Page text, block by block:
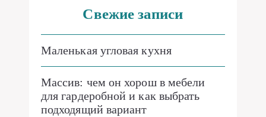
Свежие записи
Маленькая угловая кухня
Массив: чем он хорош в мебели
для гардеробной и как выбрать
подходящий вариант